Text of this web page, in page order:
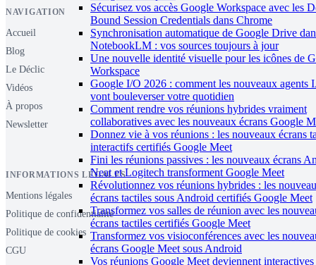
Sécurisez vos accès Google Workspace avec les
Bound Session Credentials dans Chrome
Synchronisation automatique de Google Drive
NotebookLM : vos sources toujours à jour
Une nouvelle identité visuelle pour les icônes de
Workspace
Google I/O 2026 : comment les nouveaux agents
vont bouleverser votre quotidien
Comment rendre vos réunions hybrides vraiment
collaboratives avec les nouveaux écrans Google
Donnez vie à vos réunions : les nouveaux écrans
interactifs certifiés Google Meet
Fini les réunions passives : les nouveaux écrans
Neat et Logitech transforment Google Meet
Révolutionnez vos réunions hybrides : les
écrans tactiles sous Android certifiés Google Meet
Transformez vos salles de réunion avec les
écrans tactiles certifiés Google Meet
Transformez vos visioconférences avec les
écrans Google Meet sous Android
Vos réunions Google Meet deviennent interactives
NAVIGATION
Accueil
Blog
Le Déclic
Vidéos
À propos
Newsletter
INFORMATIONS LÉGALES
Mentions légales
Politique de confidentialité
Politique de cookies
CGU